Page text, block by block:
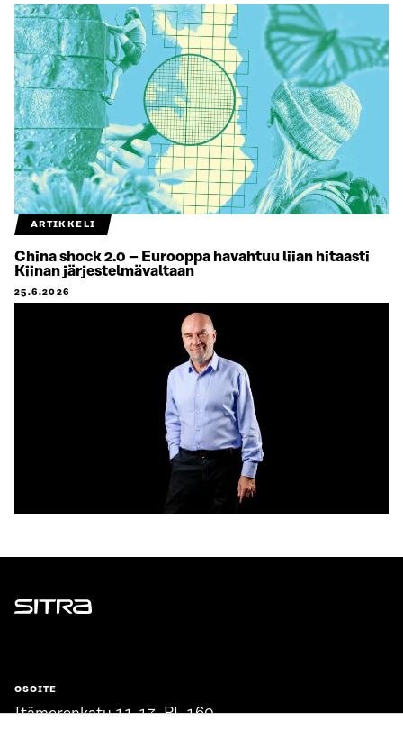
ARTIKKELI
China shock 2.0 – Eurooppa havahtuu liian hitaasti
Kiinan järjestelmävaltaan
25.6.2026
Sitra
OSOITE
Itämerenkatu 11-13, PL 160,